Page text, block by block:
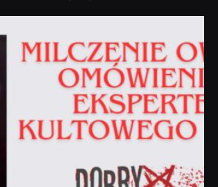
Sie 19